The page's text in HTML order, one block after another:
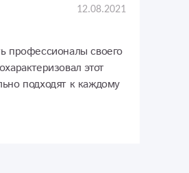
12.08.2021
профессионалы своего
этот
подходят к каждому
только
раз выбрал «Успех».